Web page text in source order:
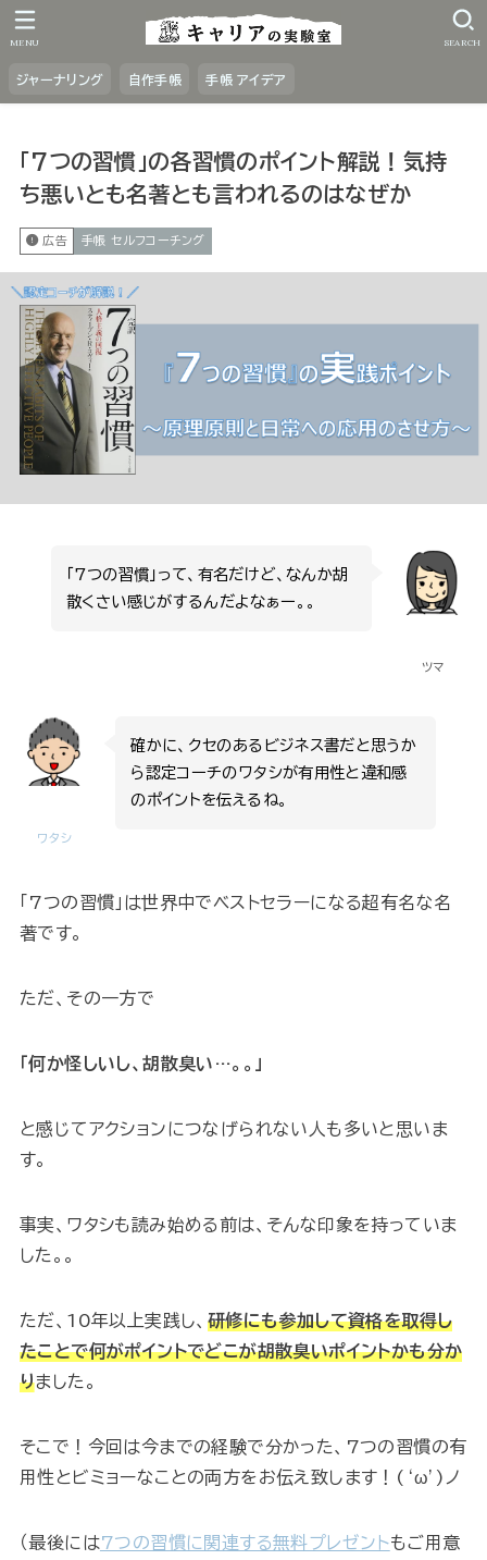
ジャーナリング 自作手帳 手帳 アイデア
SEARCH
MENU
「7つの習慣」の各習慣のポイント解説！気持
ち悪いとも名著とも言われるのはなぜか
広告 手帳 セルフコーチング
ツマ
「7つの習慣」って、有名だけど、なんか胡
散くさい感じがするんだよなぁー。。
ワタシ
確かに、クセのあるビジネス書だと思うか
ら認定コーチのワタシが有用性と違和感
のポイントを伝えるね。
「7つの習慣」は世界中でベストセラーになる超有名な名
著です。
ただ、その一方で
「何か怪しいし、胡散臭い…。。」
と感じてアクションにつなげられない人も多いと思いま
す。
事実、ワタシも読み始める前は、そんな印象を持っていま
した。。
ただ、10年以上実践し、 研修にも参加して資格を取得し
たことで何がポイントでどこが胡散臭いポイントかも分か
りました。
そこで！今回は今までの経験で分かった、7つの習慣の有
用性とビミョーなことの両方をお伝え致します！(‘ω’)ノ
（最後には7つの習慣に関連する無料プレゼントもご用意